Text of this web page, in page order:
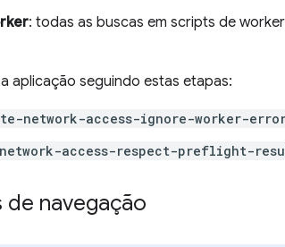
: todas as buscas em scripts de
aplicação seguindo estas etapas:
network-access-ignore-worker-
access-respect-preflight-
de navegação